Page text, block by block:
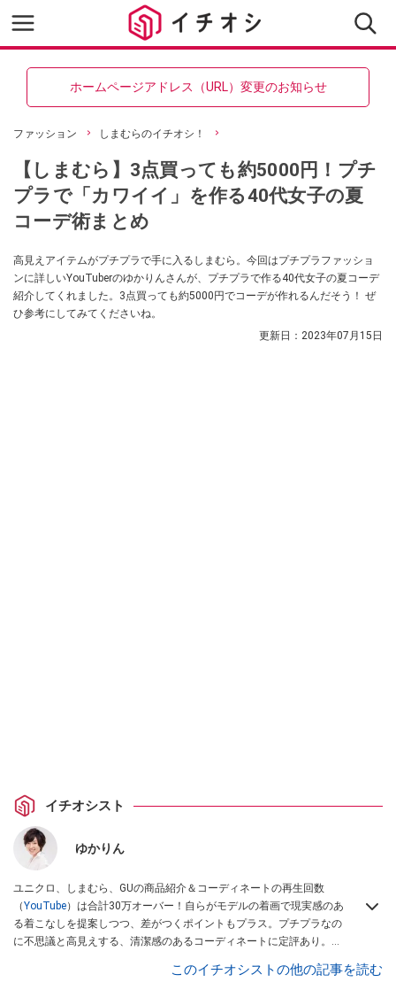
ホームページアドレス（URL）変更のお知らせ
ファッション しまむらのイチオシ！
【しまむら】3点買っても約5000円！プチ
プラで「カワイイ」を作る40代女子の夏
コーデ術まとめ
高見えアイテムがプチプラで手に入るしまむら。今回はプチプラファッショ
ンに詳しいYouTuberのゆかりんさんが、プチプラで作る40代女子の夏コーデ
紹介してくれました。3点買っても約5000円でコーデが作れるんだそう！ ぜ
ひ参考にしてみてくださいね。
更新日： 2023年07月15日
イチオシスト
ゆかりん
ユニクロ、しまむら、GUの商品紹介＆コーディネートの再生回数
（YouTube）は合計30万オーバー！自らがモデルの着画で現実感のあ
る着こなしを提案しつつ、差がつくポイントもプラス。プチプラなの
に不思議と高見えする、清潔感のあるコーディネートに定評あり。
レスブリス」を立ち上げ、ショップオーナ
このイチオシストの他の記事を読む